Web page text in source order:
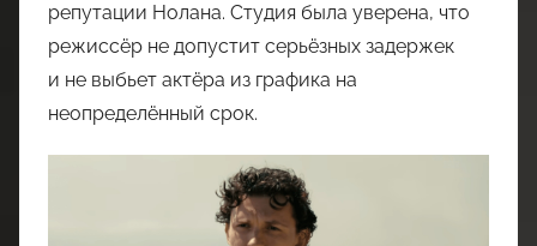
репутации Нолана. Студия была уверена, что
режиссёр не допустит серьёзных задержек
и не выбьет актёра из графика на
неопределённый срок.